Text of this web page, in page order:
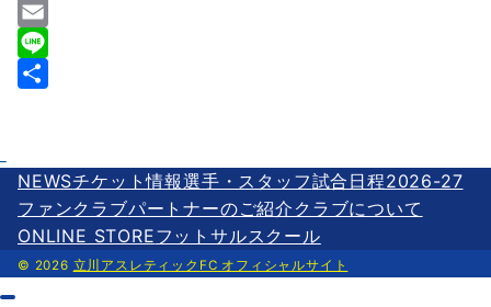
a
c
e
o
k
T
w
e
r
E
m
l
L
e
NEWSチケット情報選手・スタッフ試合日程2026-27
ファンクラブパートナーのご紹介 クラブについて
ONLINE STOREフットサルスクール
© 2026 立川アスレティックFC オフィシャルサイト